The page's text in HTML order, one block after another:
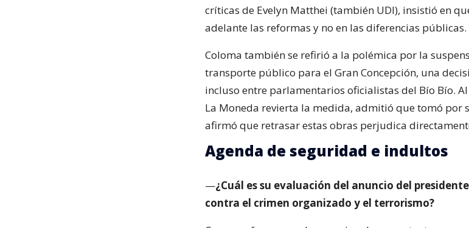
críticas de Evelyn Matthei (también UDI), insistió en
adelante las reformas y no en las diferencias públicas.
Coloma también se refirió a la polémica por la
transporte público para el Gran Concepción, una
incluso entre parlamentarios oficialistas del Bío Bío.
La Moneda revierta la medida, admitió que tomó por
afirmó que retrasar estas obras perjudica
Agenda de seguridad e indultos
—¿Cuál es su evaluación del anuncio del
contra el crimen organizado y el terrorismo?